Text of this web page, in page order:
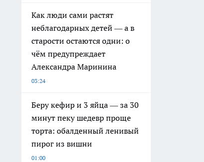
Как люди сами растят
неблагодарных детей — а в
старости остаются одни: о
чём предупреждает
Александра Маринина
03:24
Беру кефир и 3 яйца — за 30
минут пеку шедевр проще
торта: обалденный ленивый
пирог из вишни
01:00